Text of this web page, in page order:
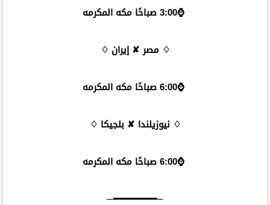
⌚️3:00 صباحًا مكه المكرمه
♢ مصر ✘ إيران ♢
⌚️6:00 صباحًا مكه المكرمه
♢ نيوزيلندا ✘ بلجيكا ♢
⌚️6:00 صباحًا مكه المكرمه
─━━━━━━━━─